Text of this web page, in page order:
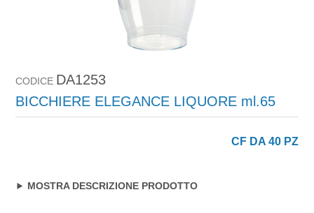
CODICE DA1253
BICCHIERE ELEGANCE LIQUORE ml.65
CF DA 40 PZ
MOSTRA DESCRIZIONE PRODOTTO